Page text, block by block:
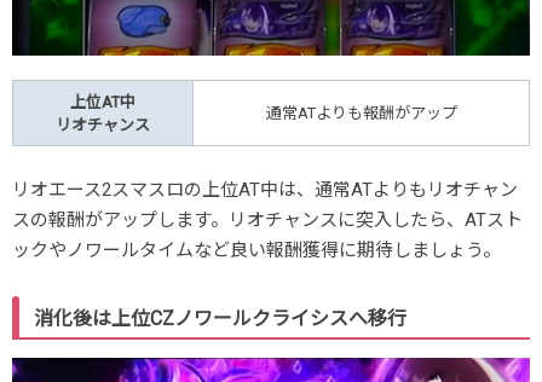
上位AT中
リオチャンス
通常ATよりも報酬がアップ
リオエース2スマスロの上位AT中は、通常ATよりもリオチャン
スの報酬がアップします。リオチャンスに突入したら、ATスト
ックやノワールタイムなど良い報酬獲得に期待しましょう。
消化後は上位CZノワールクライシスへ移行